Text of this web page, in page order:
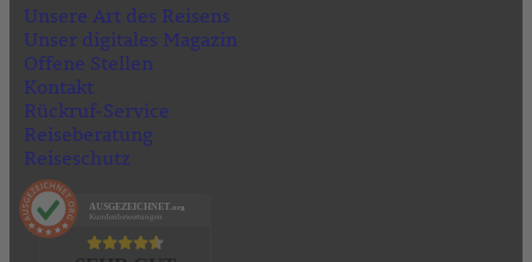
Unsere Art des Reisens
Unser digitales Magazin
Offene Stellen
Kontakt
Rückruf-Service
Reiseberatung
Reiseschutz
AUSGEZEICHNET .org
Kundenbewertungen